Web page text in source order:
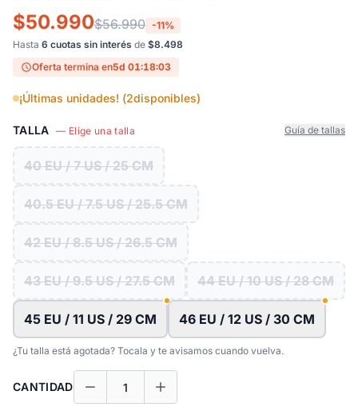
$50.990$56.990 -11%
Hasta 6 cuotas sin interés de $8.498
Oferta termina en5d 01:18:02
¡Últimas unidades! (2disponibles)
TALLA — Elige una talla Guía de tallas
40 EU / 7 US / 25 CM
40.5 EU / 7.5 US / 25.5 CM
42 EU / 8.5 US / 26.5 CM
43 EU / 9.5 US / 27.5 CM 44 EU / 10 US / 28 CM
45 EU / 11 US / 29 CM 46 EU / 12 US / 30 CM
¿Tu talla está agotada? Tocala y te avisamos cuando vuelva.
CANTIDAD